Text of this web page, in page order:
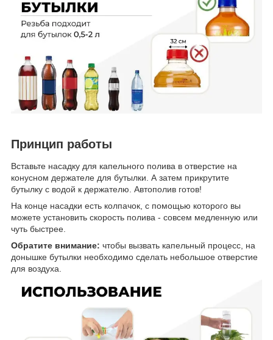
Принцип работы
Вставьте насадку для капельного полива в отверстие на
конусном держателе для бутылки. А затем прикрутите
бутылку с водой к держателю. Автополив готов!
На конце насадки есть колпачок, с помощью которого вы
можете установить скорость полива - совсем медленную или
чуть быстрее.
Обратите внимание: чтобы вызвать капельный процесс, на
донышке бутылки необходимо сделать небольшое отверстие
для воздуха.